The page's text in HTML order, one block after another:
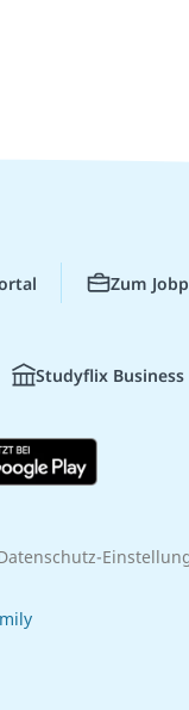
Zum
Studyflix Business